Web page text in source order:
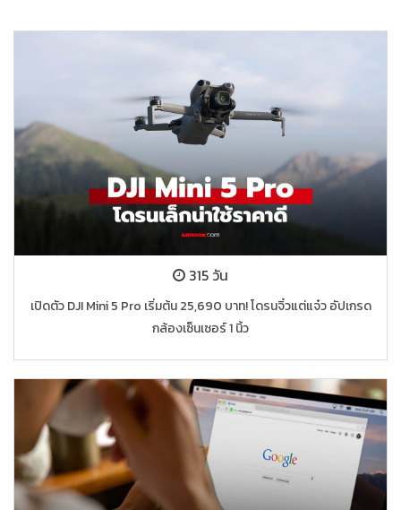
315 วัน
เปิดตัว DJI Mini 5 Pro เริ่มต้น 25,690 บาท! โดรนจิ๋วแต่แจ๋ว อัปเกรด
กล้องเซ็นเซอร์ 1 นิ้ว